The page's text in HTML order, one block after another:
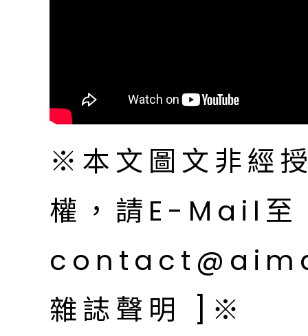
※本文圖文非經
權，請E-Mail至
雜誌聲明 ]※